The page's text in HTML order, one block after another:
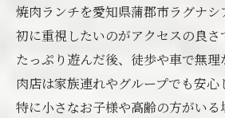
安い焼肉ランチの見極め
択
焼肉ランキングを参考に
口コミ評価で焼肉店を選
焼肉ランチを愛知県蒲郡市ラグナ
初に重視したいのがアクセスの良さ
たっぷり遊んだ後、徒歩や車で無
肉店は家族連れやグループでも安心
特に小さなお子様や高齢の方がい